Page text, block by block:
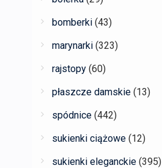
bomberki (43)
marynarki (323)
rajstopy (60)
płaszcze damskie (13)
spódnice (442)
sukienki ciążowe (12)
sukienki eleganckie (395)